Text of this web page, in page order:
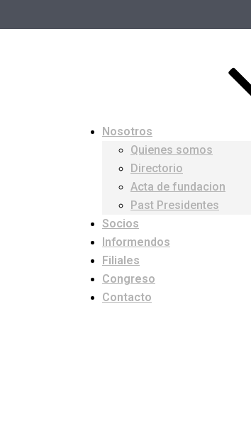
Nosotros
Quienes somos
Directorio
Acta de fundacion
Past Presidentes
Socios
Informendos
Filiales
Congreso
Contacto